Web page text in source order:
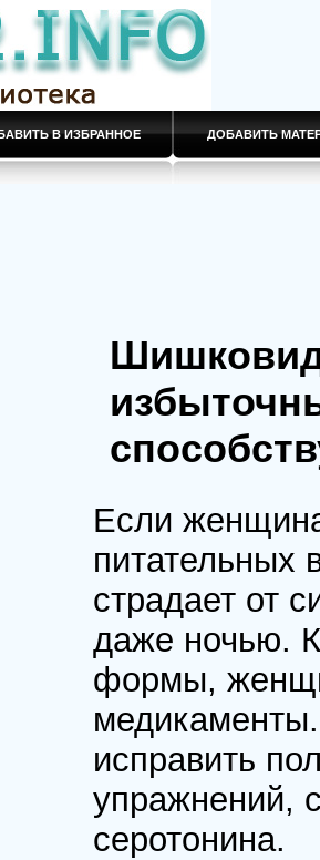
В ИЗБРАННОЕ ДОБАВИТЬ
Если
страдает от
даже ночью.
формы,
исправить
упражнений,
серотонина.